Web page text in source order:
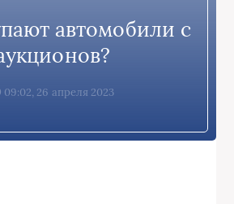
автомобили с
09:02, 26 апреля 2023